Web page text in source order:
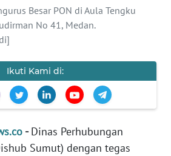
Besar PON di Aula Tengku
No 41, Medan.
Ikuti Kami di:
-Dinas Perhubungan
Sumut) dengan tegas